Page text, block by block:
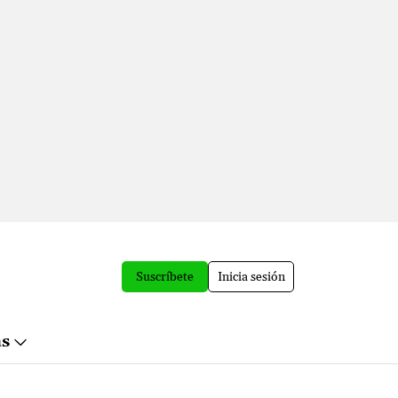
Suscríbete Inicia sesión